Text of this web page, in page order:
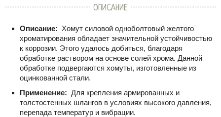
ОПИСАНИЕ
Описание: Хомут силовой одноболтовый желтого
хроматирования обладает значительной устойчивостью
к коррозии. Этого удалось добиться, благодаря
обработке раствором на основе солей хрома. Данной
обработке подвергаются хомуты, изготовленные из
оцинкованной стали.
Применение: Для крепления армированных и
толстостенных шлангов в условиях высокого давления,
перепада температур и вибрации.